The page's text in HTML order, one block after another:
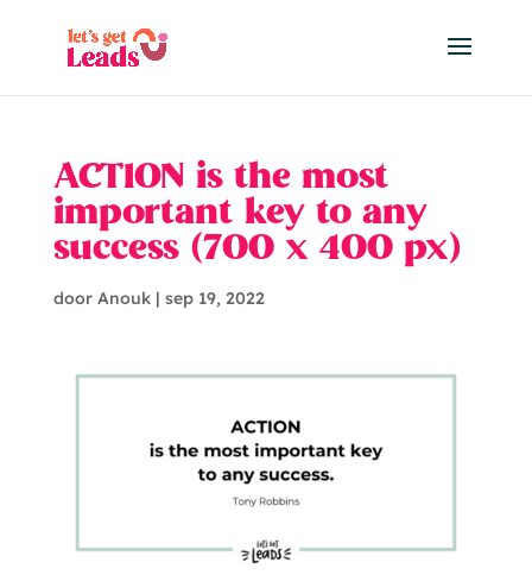
ACTION is the most
important key to any
success (700 x 400 px)
door Anouk| sep 19, 2022